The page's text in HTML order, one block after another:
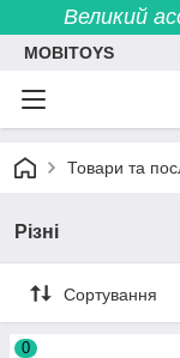
Великий
MOBITOYS
Товари та
Різні
Сортування
0